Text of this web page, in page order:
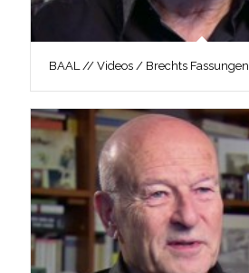
BAAL // Videos / Brechts Fassungen